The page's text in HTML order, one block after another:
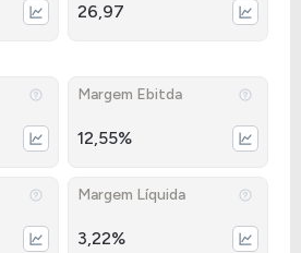
26,97
Margem Ebitda
12,55%
Margem Líquida
3,22%